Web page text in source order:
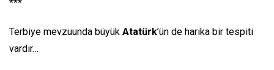
***
Terbiye mevzuunda büyük Atatürk’ün de harika bir tespiti
vardır…